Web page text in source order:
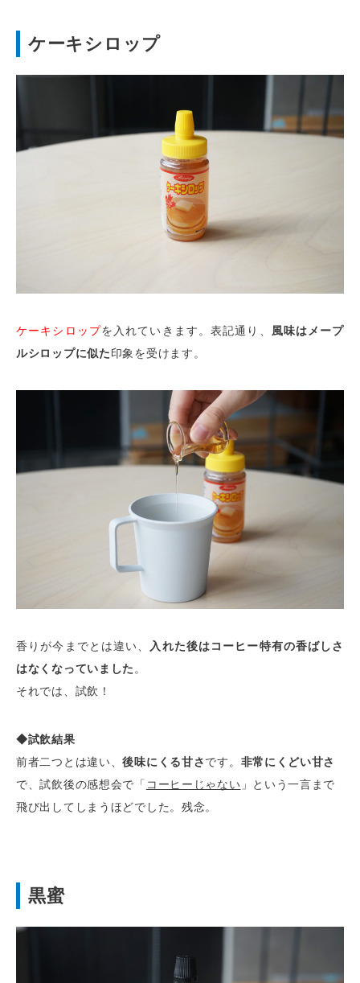
ケーキシロップ
ケーキシロップを入れていきます。表記通り、 風味はメープ
ルシロップに似た印象を受けます。
香りが今までとは違い、
入れた後はコーヒー特有の香ばしさ
はなくなっていました 。
それでは、試飲！
◆試飲結果
前者二つとは違い、後味にくる甘さです。 非常にくどい甘さ
で、試飲後の感想会で「 コーヒーじゃない 」という一言まで
飛び出してしまうほどでした。残念。
黒蜜